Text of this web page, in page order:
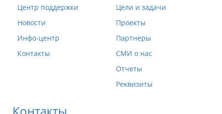
Центр поддержки
Новости
Инфо-центр
Контакты
Цели и задачи
Проекты
Партнеры
СМИ о нас
Отчеты
Реквизиты
Контакты